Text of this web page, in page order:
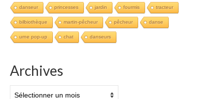
danseur princesses jardin fourmis tracteur
bilbiothèque martin-pêcheur pêcheur danse
urne pop-up chat danseurs
Archives